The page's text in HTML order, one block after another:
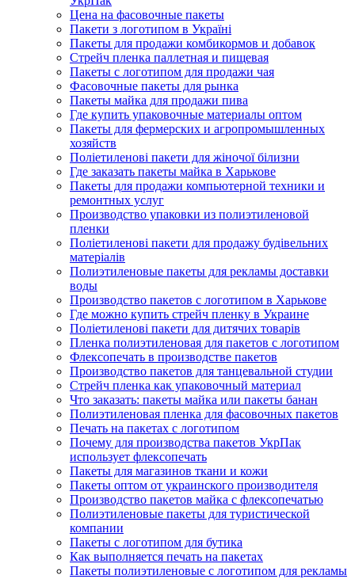
Цена на фасовочные пакеты
Пакети з логотипом в Україні
Пакеты для продажи комбикормов и добавок
Стрейч пленка паллетная и пищевая
Пакеты с логотипом для продажи чая
Фасовочные пакеты для рынка
Пакеты майка для продажи пива
Где купить упаковочные материалы оптом
Пакеты для фермерских и агропромышленных
хозяйств
Поліетиленові пакети для жіночої білизни
Где заказать пакеты майка в Харькове
Пакеты для продажи компьютерной техники и
ремонтных услуг
Производство упаковки из полиэтиленовой
пленки
Поліетиленові пакети для продажу будівельних
матеріалів
Полиэтиленовые пакеты для рекламы доставки
воды
Производство пакетов с логотипом в Харькове
Где можно купить стрейч пленку в Украине
Поліетиленові пакети для дитячих товарів
Пленка полиэтиленовая для пакетов с логотипом
Флексопечать в производстве пакетов
Производство пакетов для танцевальной студии
Стрейч пленка как упаковочный материал
Что заказать: пакеты майка или пакеты банан
Полиэтиленовая пленка для фасовочных пакетов
Печать на пакетах с логотипом
Почему для производства пакетов УкрПак
использует флексопечать
Пакеты для магазинов ткани и кожи
Пакеты оптом от украинского производителя
Производство пакетов майка с флексопечатью
Полиэтиленовые пакеты для туристической
компании
Пакеты с логотипом для бутика
Как выполняется печать на пакетах
Пакеты полиэтиленовые с логотипом для рекламы